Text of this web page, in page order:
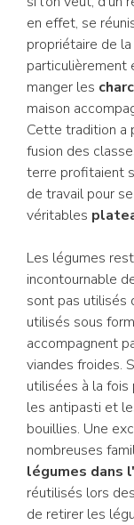
en effet, se
propriétaire de
particulièrement
manger les
maison
Cette tradition a
fusion des
terre profitaient
de travail pour
véritables
Les légumes
incontournable
sont pas utilisés
utilisés sous
accompagnent
viandes froides.
utilisées à la fois
les antipasti et
bouillies. Une
nombreuses
légumes dans
réutilisés lors
de retirer les